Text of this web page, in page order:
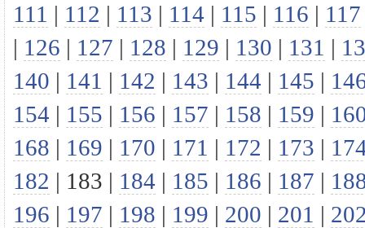
111 | 112 | 113 | 114 | 115 | 116 | 117
| 126 | 127 | 128 | 129 | 130 | 131 |
140 | 141 | 142 | 143 | 144 | 145 |
154 | 155 | 156 | 157 | 158 | 159 |
168 | 169 | 170 | 171 | 172 | 173 |
182 | 183 | 184 | 185 | 186 | 187 |
196 | 197 | 198 | 199 | 200 | 201 |